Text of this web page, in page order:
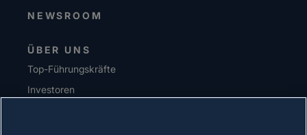
NEWSROOM
ÜBER UNS
Top-Führungskräfte
Investoren